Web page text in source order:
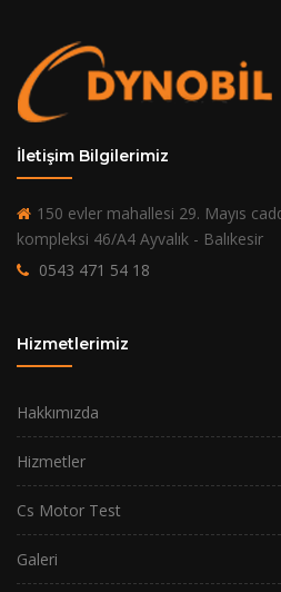
İletişim Bilgilerimiz
150 evler mahallesi 29. Mayıs
kompleksi 46/A4 Ayvalık - Balıkesir
0543 471 54 18
Hizmetlerimiz
Hakkımızda
Hizmetler
Cs Motor Test
Galeri